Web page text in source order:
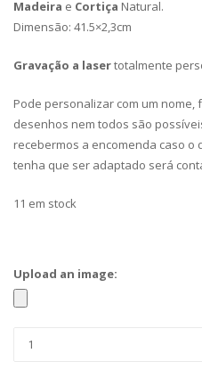
Madeira e Cortiça Natural.
Dimensão: 41.5×2,3cm
Gravação a lasertotalmente
Pode personalizar com um
desenhos nem todos são
recebermos a encomenda caso
tenha que ser adaptado será
11 em stock
Upload an image: